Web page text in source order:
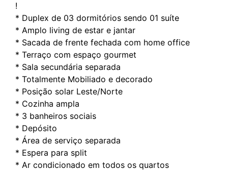
!
* Duplex de 03 dormitórios sendo 01 suíte
* Amplo living de estar e jantar
* Sacada de frente fechada com home office
* Terraço com espaço gourmet
* Sala secundária separada
* Totalmente Mobiliado e decorado
* Posição solar Leste/Norte
* Cozinha ampla
* 3 banheiros sociais
* Depósito
* Área de serviço separada
* Espera para split
* Ar condicionado em todos os quartos